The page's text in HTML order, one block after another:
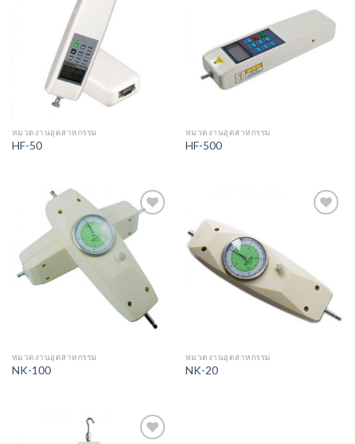
หมวดงานอุตสาหกรรม
HF-50
Wishlist
หมวดงานอุตสาหกรรม
HF-500
Add to
Wishlist
หมวดงานอุตสาหกรรม
NK-100
หมวดงานอุตสาหกรรม
NK-20